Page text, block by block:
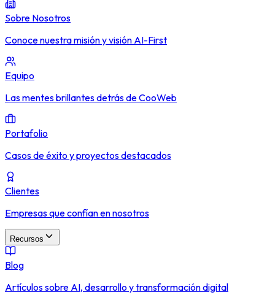
Sobre Nosotros
Conoce nuestra misión y visión AI-First
Equipo
Las mentes brillantes detrás de CooWeb
Portafolio
Casos de éxito y proyectos destacados
Clientes
Empresas que confían en nosotros
Recursos
Blog
Artículos sobre AI, desarrollo y transformación digital